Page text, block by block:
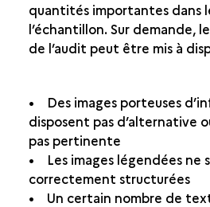
quantités importantes dans
l’échantillon. Sur demande,
de l’audit peut être mis à
• Des images porteuses
disposent pas d’alternative
pas pertinente
• Les images légendées ne
correctement structurées
• Un certain nombre de